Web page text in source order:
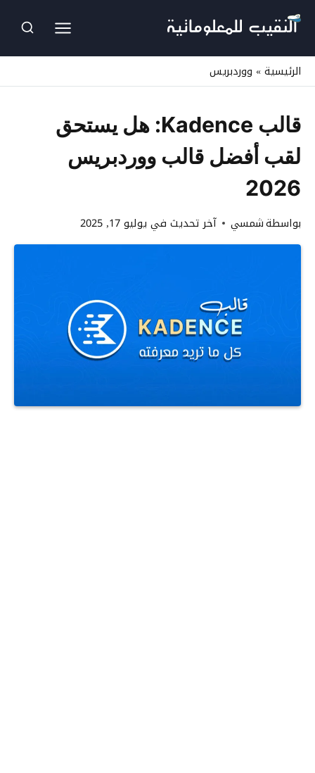
التجاوز
المحتوى
الرئيسية» ووردبريس
قالب Kadence: هل يستحق
لقب أفضل قالب ووردبريس
2026
بواسطةشمسي آخر تحديث في يوليو 17, 2025